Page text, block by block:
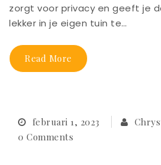
zorgt voor privacy en geeft je
lekker in je eigen tuin te…
Read More
februari 1, 2023
0 Comments